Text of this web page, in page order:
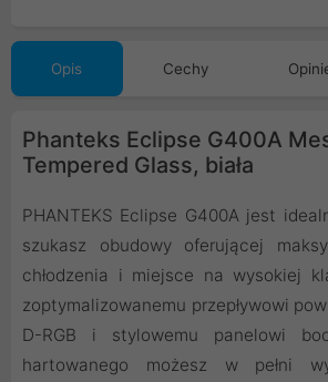
Opis Cechy
Phanteks Eclipse G400A
Tempered Glass, biała
PHANTEKS Eclipse G400A jest
szukasz obudowy oferującej
chłodzenia i miejsce na wysokiej
zoptymalizowanemu przepływowi
D-RGB i stylowemu panelowi
hartowanego możesz w pełni